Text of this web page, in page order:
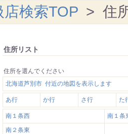
検索TOP > 住
住所リスト
住所を選んでください
北海道芦別市 付近の地図を表示します
あ行 か行 さ行 た
南１条西
南１条
南２条東